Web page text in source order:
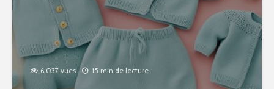
6 037 vues 15 min de lecture